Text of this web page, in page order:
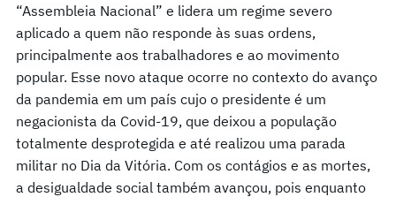
“Assembleia Nacional” e lidera um regime severo
aplicado a quem não responde às suas ordens,
principalmente aos trabalhadores e ao movimento
popular. Esse novo ataque ocorre no contexto do avanço
da pandemia em um país cujo o presidente é um
negacionista da Covid-19, que deixou a população
totalmente desprotegida e até realizou uma parada
militar no Dia da Vitória. Com os contágios e as mortes,
a desigualdade social também avançou, pois enquanto